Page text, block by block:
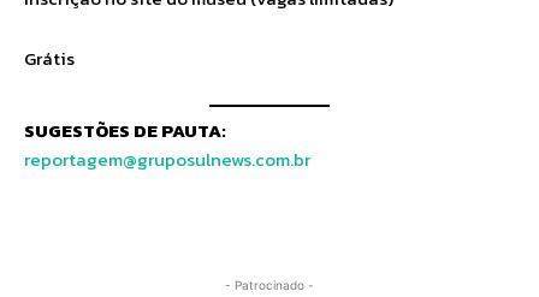
Grátis
SUGESTÕES DE PAUTA:
reportagem@gruposulnews.com.br
- Patrocinado -